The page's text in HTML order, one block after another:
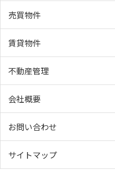
売買物件
賃貸物件
不動産管理
会社概要
お問い合わせ
サイトマップ